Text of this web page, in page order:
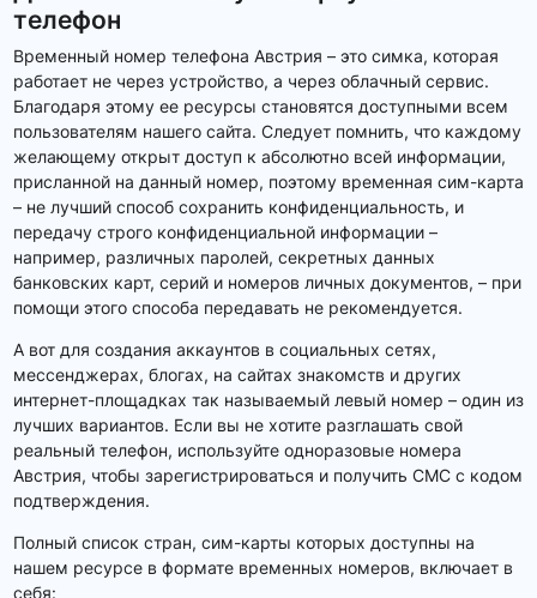
телефон
Временный номер телефона Австрия – это симка, которая
работает не через устройство, а через облачный сервис.
Благодаря этому ее ресурсы становятся доступными всем
пользователям нашего сайта. Следует помнить, что каждому
желающему открыт доступ к абсолютно всей информации,
присланной на данный номер, поэтому временная сим-карта
– не лучший способ сохранить конфиденциальность, и
передачу строго конфиденциальной информации –
например, различных паролей, секретных данных
банковских карт, серий и номеров личных документов, – при
помощи этого способа передавать не рекомендуется.
А вот для создания аккаунтов в социальных сетях,
мессенджерах, блогах, на сайтах знакомств и других
интернет-площадках так называемый левый номер – один из
лучших вариантов. Если вы не хотите разглашать свой
реальный телефон, используйте одноразовые номера
Австрия, чтобы зарегистрироваться и получить СМС с кодом
подтверждения.
Полный список стран, сим-карты которых доступны на
нашем ресурсе в формате временных номеров, включает в
себя: